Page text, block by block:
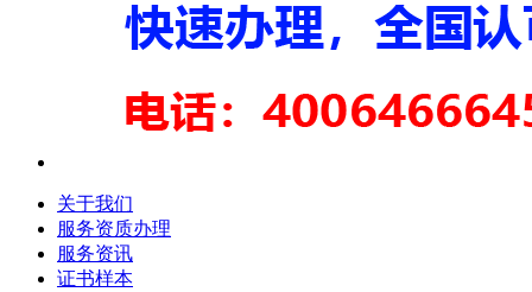
关于我们
服务资质办理
服务资讯
证书样本